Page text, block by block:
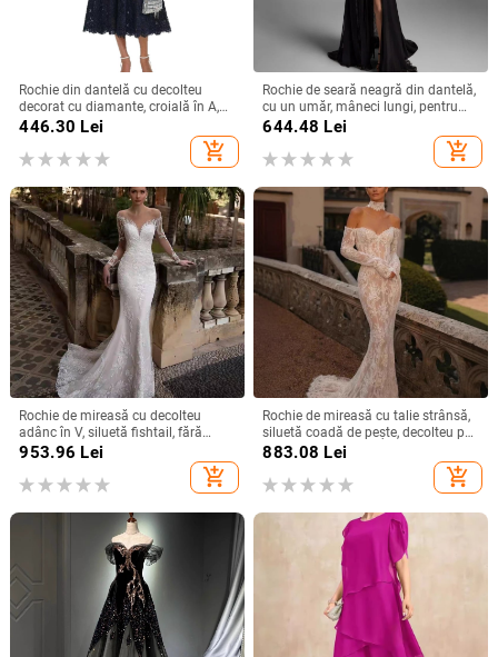
Rochie din dantelă cu decolteu
decorat cu diamante, croială în A,
lungă, talie înaltă, mâneci scurte,
446.30 Lei
add_shopping_cart
Rochie de seară neagră din dantelă,
cu un umăr, mâneci lungi, pentru
petreceri de zi, defilări pe podium și
644.48 Lei
add_shopping_cart
Rochie de mireasă cu decolteu
adânc în V, siluetă fishtail, fără
spate, mâneci lungi, fustă lungă
953.96 Lei
add_shopping_cart
Rochie de mireasă cu talie strânsă,
siluetă coadă de pește, decolteu pe
un umăr, mâneci lungi, fustă lungă,
883.08 Lei
add_shopping_cart